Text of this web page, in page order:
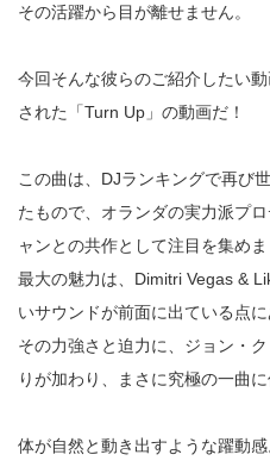
その活躍から目が離せません。
今回そんな彼らのご紹介したい
された「Turn Up」の動画だ！
この曲は、DJランキングで再び
たもので、オランダの実力派プ
ャンとの共作として注目を集めま
最大の魅力は、Dimitri Vegas &
いサウンドが前面に出ている点に
その力強さと迫力に、ジョン・
りが加わり、まさに究極の一曲に
体が自然と動き出すような躍動感